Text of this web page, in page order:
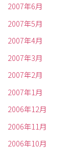
2007年6月
2007年5月
2007年4月
2007年3月
2007年2月
2007年1月
2006年12月
2006年11月
2006年10月